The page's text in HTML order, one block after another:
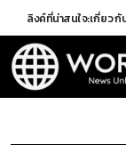
ลิงค์ที่น่าสนใจ:เกี่ยวกั